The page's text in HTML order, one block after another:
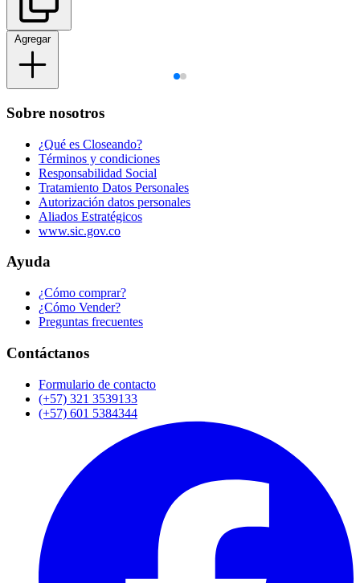
Agregar
Sobre nosotros
¿Qué es Closeando?
Términos y condiciones
Responsabilidad Social
Tratamiento Datos Personales
Autorización datos personales
Aliados Estratégicos
www.sic.gov.co
Ayuda
¿Cómo comprar?
¿Cómo Vender?
Preguntas frecuentes
Contáctanos
Formulario de contacto
(+57) 321 3539133
(+57) 601 5384344